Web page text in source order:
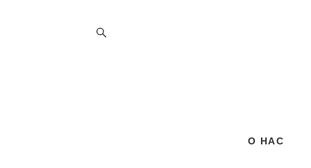
О НАС
О НАС